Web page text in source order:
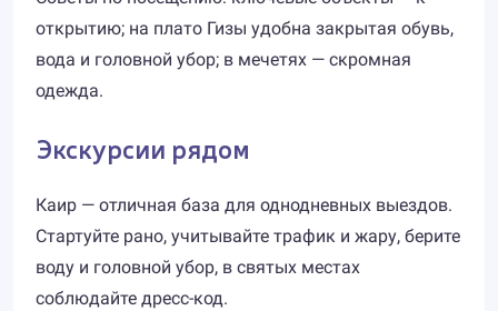
открытию; на плато Гизы удобна закрытая обувь,
вода и головной убор; в мечетях — скромная
одежда.
Экскурсии рядом
Каир — отличная база для однодневных выездов.
Стартуйте рано, учитывайте трафик и жару, берите
воду и головной убор, в святых местах
соблюдайте дресс-код.